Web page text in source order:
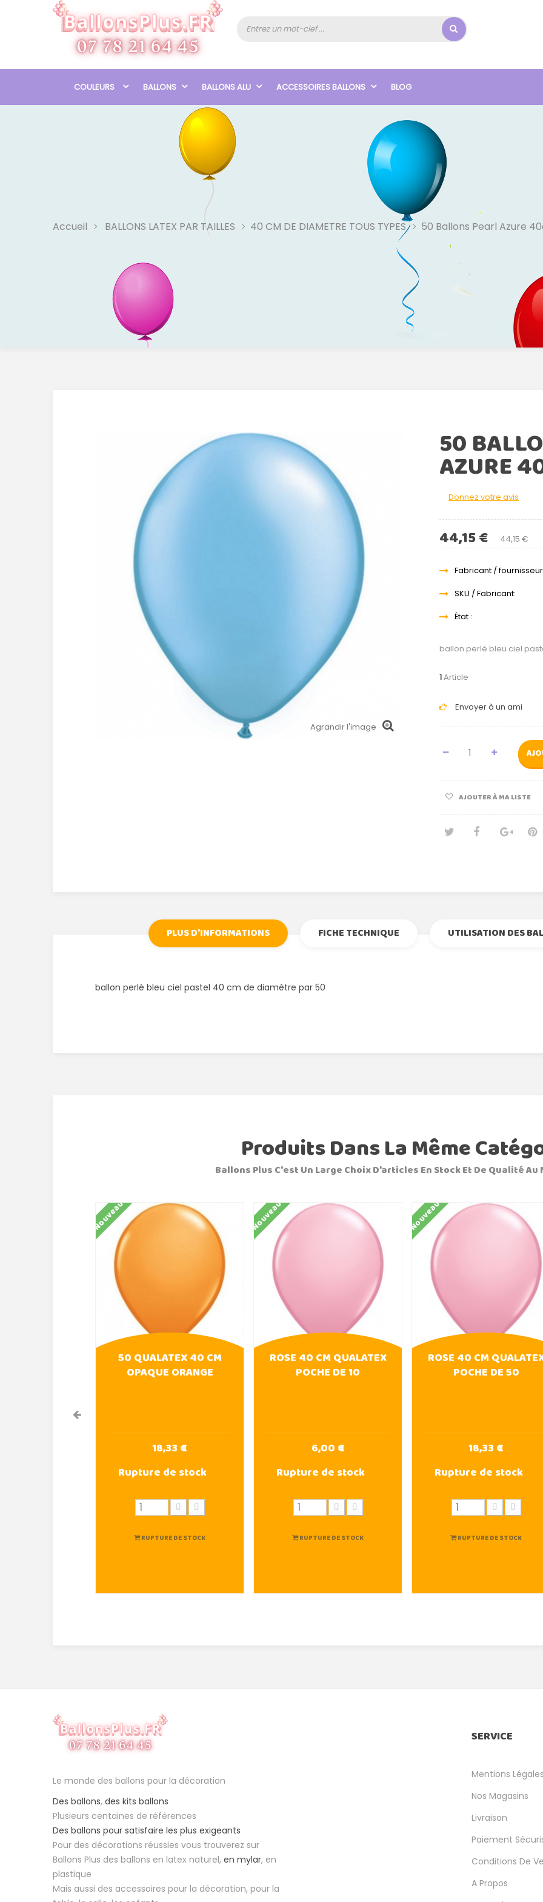
COULEURS BALLONS BALLONS ALU ACCESSOIRES BALLONS BLOG
Accueil BALLONS LATEX PAR TAILLES 40 CM DE DIAMETRE TOUS TYPES 50 Ballons Pearl Azure
Agrandir l'image
50
AZURE
Donnez votre avis
44,15 €
44,15 €
Fabricant /
SKU / Fabricant:
État :
ballon perlé bleu ciel
1Article
Envoyer à un ami
AJOUTER À MA LISTE
PLUS D'INFORMATIONS FICHE TECHNIQUE UTILISATION DES
ballon perlé bleu ciel pastel 40 cm de diamètre par 50
Produits Dans La Même
Ballons Plus C'est Un Large Choix D'articles En Stock Et De Qualité
Nouveau
50 QUALATEX 40 CM
OPAQUE ORANGE
18,33 €
Rupture de stock
RUPTURE DE STOCK
Nouveau
ROSE 40 CM QUALATEX
POCHE DE 10
6,00 €
Rupture de stock
RUPTURE DE STOCK
Nouveau
ROSE 40 CM
POCHE DE 50
18,33 €
Rupture de stock
RUPTURE DE STOCK
Le monde des ballons pour la décoration
Des ballons, des kits ballons
Plusieurs centaines de références
Des ballons pour satisfaire les plus exigeants
Pour des décorations réussies vous trouverez sur
Ballons Plus des ballons en latex naturel, en mylar, en
plastique
Mais aussi des accessoires pour la décoration, pour la
SERVICE
Mentions Légales
Nos Magasins
Livraison
Paiement
Conditions De
A Propos